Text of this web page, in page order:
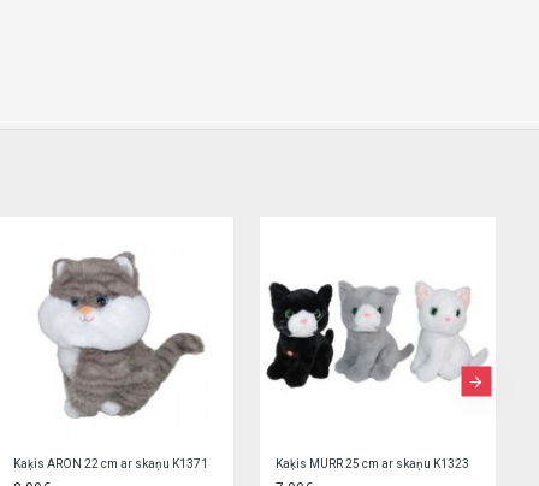
Lācis 25 cm ar bantīti M3361 Lācis 25 cm BOY/GIRL M3847